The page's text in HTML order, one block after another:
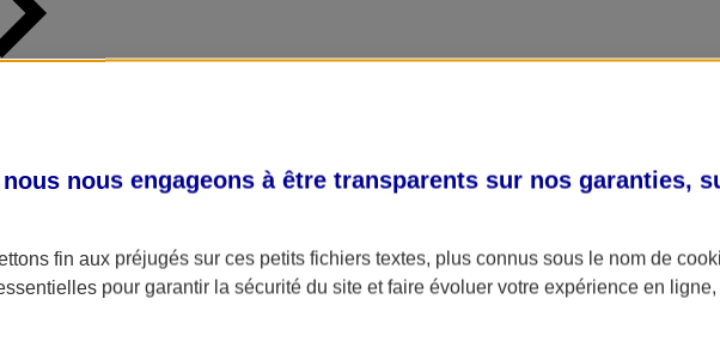
nous nous engageons à être transparents sur nos garanties,
fin aux préjugés sur ces petits fichiers textes, plus connus sous le nom de
pour garantir la sécurité du site et faire évoluer votre expérience en